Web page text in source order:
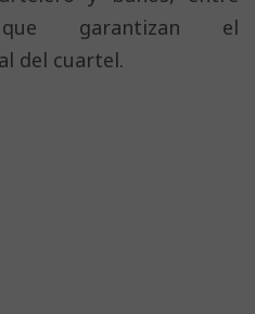
garantizan el
del cuartel.